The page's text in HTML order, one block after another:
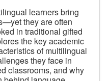
learners bring
they are often
in traditional gifted
the key academic
of multilingual
they face in
classrooms, and why